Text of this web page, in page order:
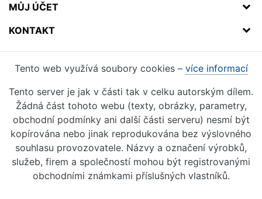
MŮJ ÚČET
KONTAKT
Tento web využívá soubory cookies – více informací
Tento server je jak v části tak v celku autorským dílem.
Žádná část tohoto webu (texty, obrázky, parametry,
obchodní podmínky ani další části serveru) nesmí být
kopírována nebo jinak reprodukována bez výslovného
souhlasu provozovatele. Názvy a označení výrobků,
služeb, firem a společností mohou být registrovanými
obchodními známkami příslušných vlastníků.